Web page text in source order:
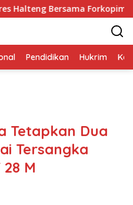
Forkopimda Gelar Apel
Pendidikan Hukrim
Tetapkan Dua
Tersangka
M